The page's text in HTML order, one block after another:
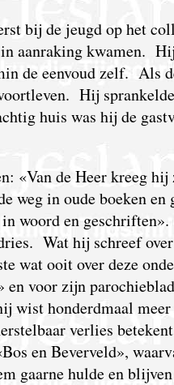
bij de jeugd op het
aanraking kwamen.
de eenvoud zelf. Als
Hij
huis was hij de
«Van de Heer kreeg
weg in oude boeken en
woord en
Wat hij schreef over
wat ooit over deze
voor zijn
wist honderdmaal
verlies
en Beverveld»,
gaarne hulde en